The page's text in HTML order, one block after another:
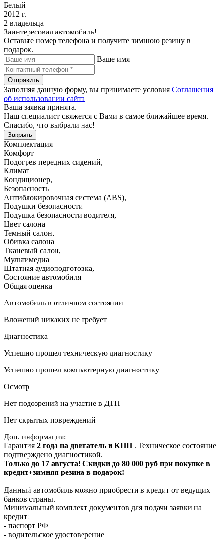
Белый
2012 г.
2 владельца
Заинтересовал автомобиль!
Оставьте номер телефона и получите зимнюю резину в
подарок.
Ваше имя
Отправить
Заполняя данную форму, вы принимаете условия Соглашения
об использовании сайта
Ваша заявка принята.
Наш специалист свяжется с Вами в самое ближайшее время.
Спасибо, что выбрали нас!
Закрыть
Комплектация
Комфорт
Подогрев передних сидений,
Климат
Кондиционер,
Безопасность
Антиблокировочная система (ABS),
Подушки безопасности
Подушка безопасности водителя,
Цвет салона
Темный салон,
Обивка салона
Тканевый салон,
Мультимедиа
Штатная аудиоподготовка,
Состояние автомобиля
Общая оценка
Автомобиль в отличном состоянии
Вложений никаких не требует
Диагностика
Успешно прошел техническую диагностику
Успешно прошел компьютерную диагностику
Осмотр
Нет подозрений на участие в ДТП
Нет скрытых повреждений
Доп. информация:
Гарантия 2 года на двигатель и КПП . Техническое состояние
подтверждено диагностикой.
Только до 17 августа! Скидки до 80 000 руб при покупке в
кредит+зимняя резина в подарок!
Данный автомобиль можно приобрести в кредит от ведущих
банков страны.
Минимальный комплект документов для подачи заявки на
кредит:
- паспорт РФ
- водительское удостоверение